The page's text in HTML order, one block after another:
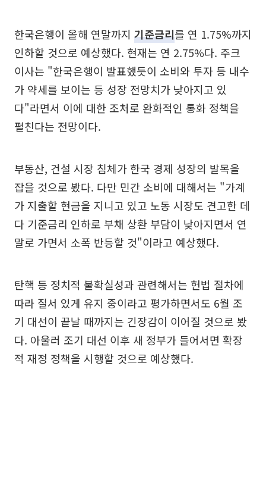
한국은행이 올해 연말까지 기준금리를 연 1.75%까지
인하할 것으로 예상했다. 현재는 연 2.75%다. 주크
이사는 "한국은행이 발표했듯이 소비와 투자 등 내수
가 약세를 보이는 등 성장 전망치가 낮아지고 있
다"라면서 이에 대한 조처로 완화적인 통화 정책을
펼친다는 전망이다.
부동산, 건설 시장 침체가 한국 경제 성장의 발목을
잡을 것으로 봤다. 다만 민간 소비에 대해서는 "가계
가 지출할 현금을 지니고 있고 노동 시장도 견고한 데
다 기준금리 인하로 부채 상환 부담이 낮아지면서 연
말로 가면서 소폭 반등할 것"이라고 예상했다.
탄핵 등 정치적 불확실성과 관련해서는 헌법 절차에
따라 질서 있게 유지 중이라고 평가하면서도 6월 조
기 대선이 끝날 때까지는 긴장감이 이어질 것으로 봤
다. 아울러 조기 대선 이후 새 정부가 들어서면 확장
적 재정 정책을 시행할 것으로 예상했다.